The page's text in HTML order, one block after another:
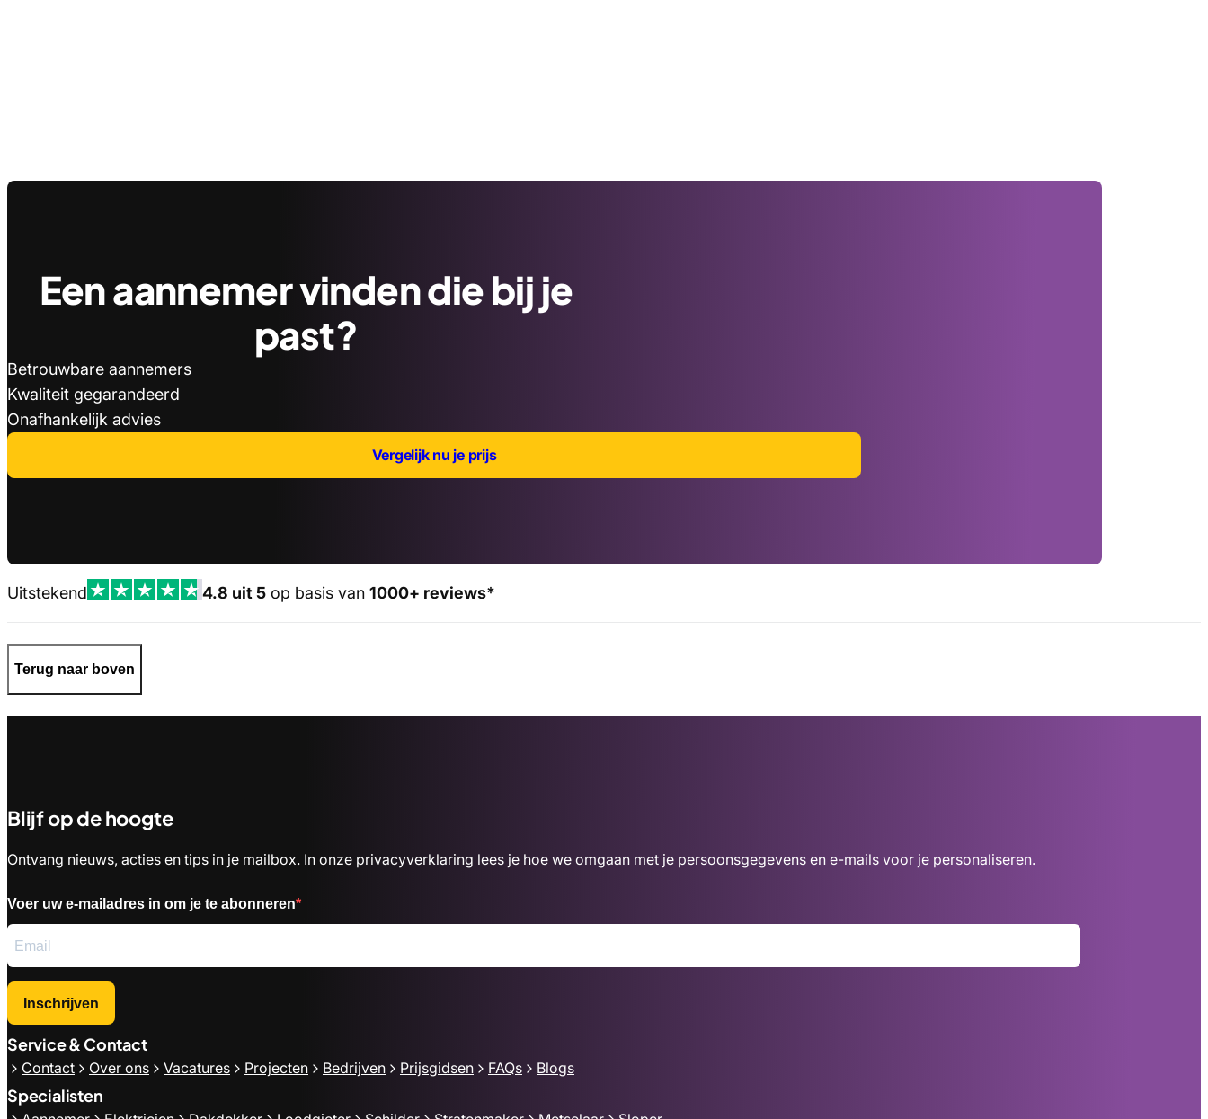
Een aannemer vinden die bij je
past?
Betrouwbare aannemers
Kwaliteit gegarandeerd
Onafhankelijk advies
Vergelijk nu je prijs
Uitstekend 4.8 uit 5 op basis van 1000+ reviews*
Terug naar boven
Blijf op de hoogte
Ontvang nieuws, acties en tips in je mailbox. In onze privacyverklaring lees je hoe we omgaan met je persoonsgegevens en e-mails voor je personaliseren.
Voer uw e-mailadres in om je te abonneren
Inschrijven
Service & Contact
Contact Over ons Vacatures Projecten Bedrijven Prijsgidsen FAQs Blogs
Specialisten